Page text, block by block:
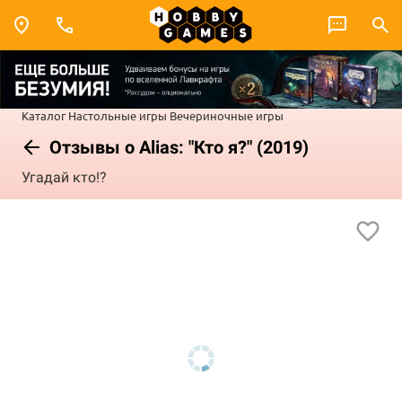
Каталог Настольные игры Вечериночные игры
Отзывы о Alias: "Кто я?" (2019)
Угадай кто!?